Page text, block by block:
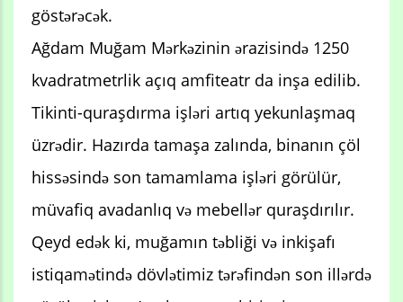
göstərəcək.
Ağdam Muğam Mərkəzinin ərazisində 1250
kvadratmetrlik açıq amfiteatr da inşa edilib.
Tikinti-quraşdırma işləri artıq yekunlaşmaq
üzrədir. Hazırda tamaşa zalında, binanın çöl
hissəsində son tamamlama işləri görülür,
müvafiq avadanlıq və mebellər quraşdırılır.
Qeyd edək ki, muğamın təbliği və inkişafı
istiqamətində dövlətimiz tərəfindən son illərdə